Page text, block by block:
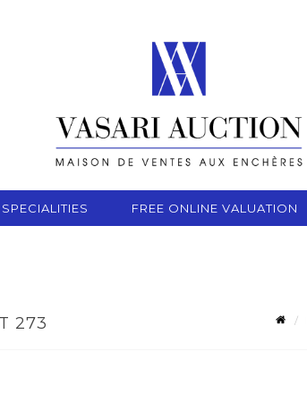
SPECIALITIES FREE ONLINE VALUATION
273